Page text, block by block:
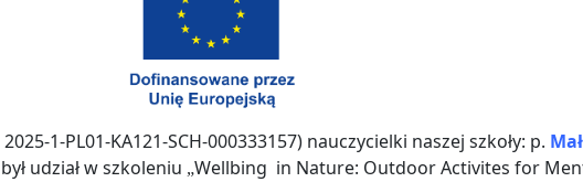
1-PL01-KA121-SCH-000333157) nauczycielki naszej szkoły: p.
udział w szkoleniu „Wellbing in Nature: Outdoor Activites for